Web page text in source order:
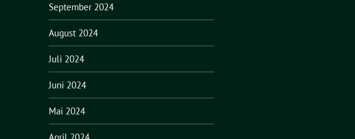
September 2024
August 2024
Juli 2024
Juni 2024
Mai 2024